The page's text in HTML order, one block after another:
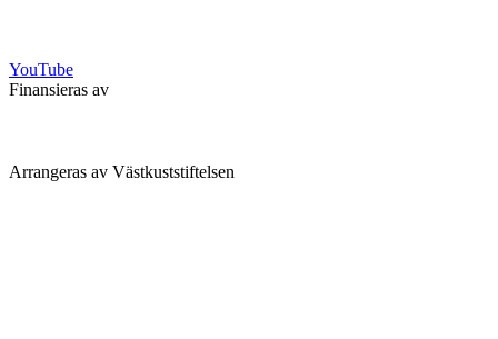
YouTube
Finansieras av
Arrangeras av Västkuststiftelsen